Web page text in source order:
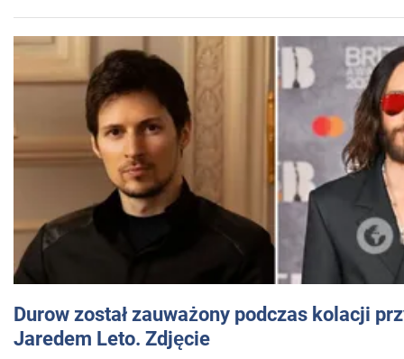
Durow został zauważony podczas kolacji
Jaredem Leto. Zdjęcie